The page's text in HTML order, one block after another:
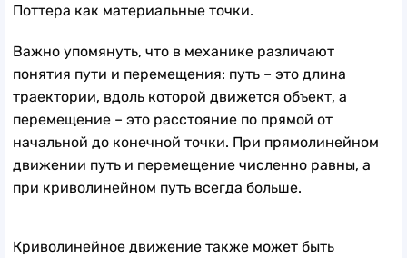
Поттера как материальные точки.
Важно упомянуть, что в механике различают
понятия пути и перемещения: путь – это длина
траектории, вдоль которой движется объект, а
перемещение – это расстояние по прямой от
начальной до конечной точки. При прямолинейном
движении путь и перемещение численно равны, а
при криволинейном путь всегда больше.
Криволинейное движение также может быть